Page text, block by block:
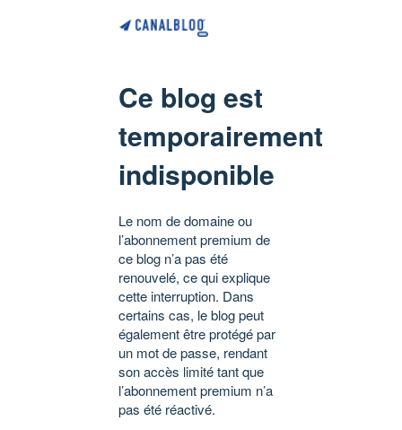
Ce blog est
temporairement
indisponible
Le nom de domaine ou
l’abonnement premium de
ce blog n’a pas été
renouvelé, ce qui explique
cette interruption. Dans
certains cas, le blog peut
également être protégé par
un mot de passe, rendant
son accès limité tant que
l’abonnement premium n’a
pas été réactivé.